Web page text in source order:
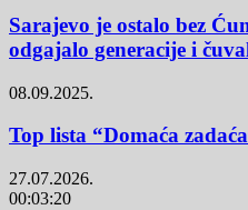
Sarajevo je ostalo bez
odgajalo generacije i
08.09.2025.
Top lista “Domaća
27.07.2026.
00:03:20